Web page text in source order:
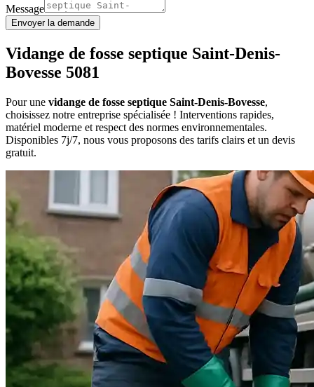
Message
Envoyer la demande
Vidange de fosse septique Saint-Denis-
Bovesse 5081
Pour une vidange de fosse septique Saint-Denis-Bovesse,
choisissez notre entreprise spécialisée ! Interventions rapides,
matériel moderne et respect des normes environnementales.
Disponibles 7j/7, nous vous proposons des tarifs clairs et un devis
gratuit.